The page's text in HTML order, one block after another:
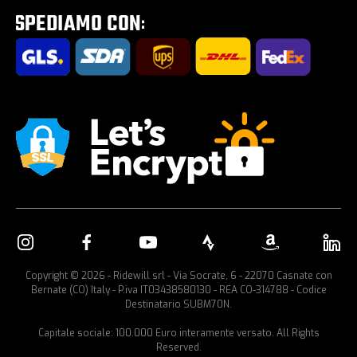
Portabici per auto
Copyright © 2026 - Ridewill srl - Via Socrate, 6 - 22070 Casnate con
Bernate (CO) Italy - P.iva IT03438580130 - REA CO-314788 - Codice
Destinatario SUBM70N.
Capitale sociale: 100.000 Euro interamente versato. All Rights
Reserved.